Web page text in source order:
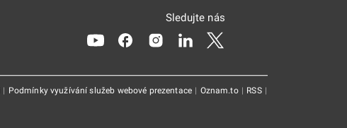
Sledujte nás
Odkaz se otevře na nové kartě
Odkaz se otevře na nové kartě
Odkaz se otevře na nové kartě
Odkaz se otevře na nové
| Podmínky využívání služeb webové prezentace | Oznam.to | RSS |